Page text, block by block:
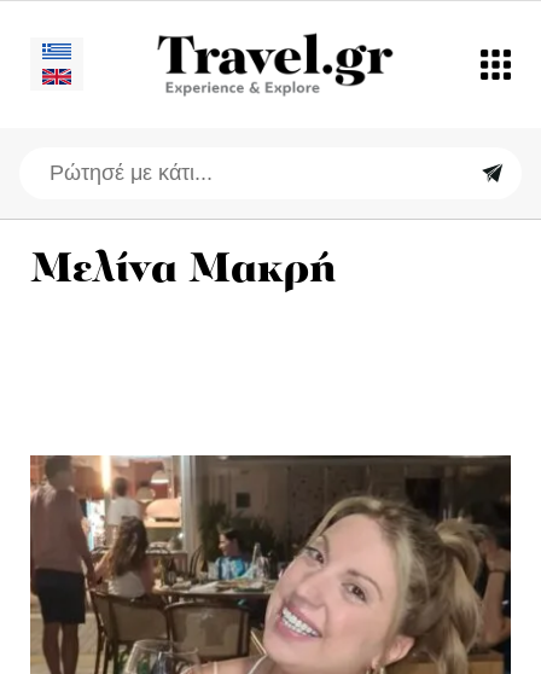
Μελίνα Μακρή